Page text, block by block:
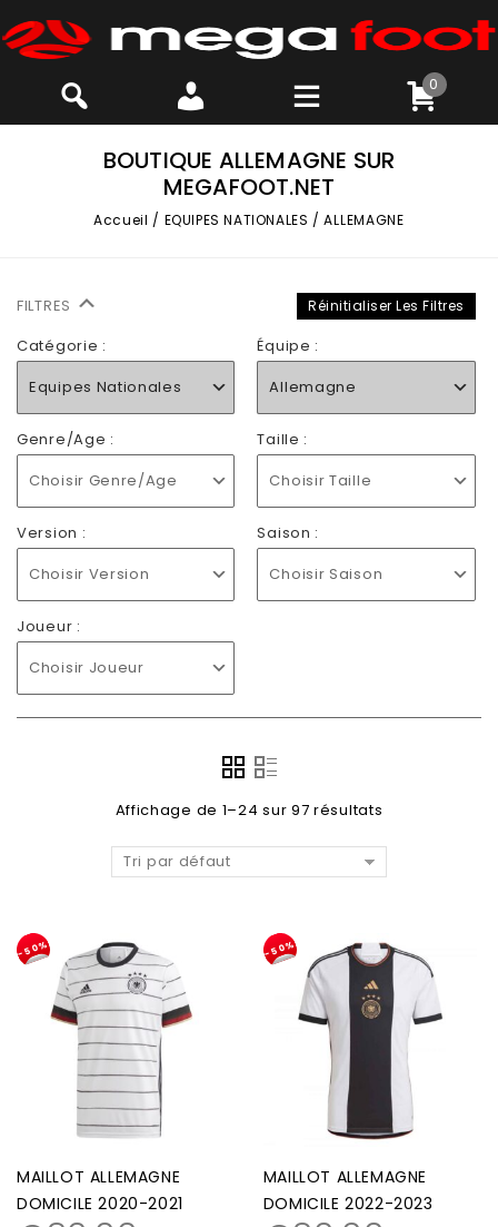
0
BOUTIQUE ALLEMAGNE SUR
MEGAFOOT.NET
Accueil / EQUIPES NATIONALES /ALLEMAGNE
FILTRES Réinitialiser Les Filtres
Catégorie :
Equipes Nationales
Équipe :
Allemagne
Genre/Age :
Choisir Genre/Age
Taille :
Choisir Taille
Version :
Choisir Version
Saison :
Choisir Saison
Joueur :
Choisir Joueur
Affichage de 1–24 sur 97 résultats
Tri par défaut
-50%
MAILLOT ALLEMAGNE
DOMICILE 2020-2021
-50%
MAILLOT ALLEMAGNE
DOMICILE 2022-2023